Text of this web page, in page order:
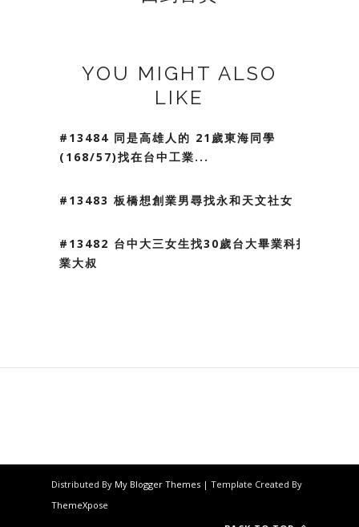
YOU MIGHT ALSO
LIKE
#13484 同是高雄人的 21歲東海同學
(168/57)找在台中工業...
#13483 板橋想創業男尋找永和天文社女
#13482 台中大三女生找30歲台大畢業科技
業大叔
Distributed By My Blogger Themes | Template Created By
ThemeXpose